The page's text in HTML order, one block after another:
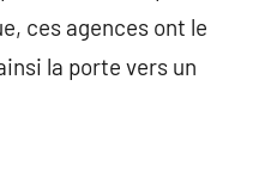
ces agences ont le
la porte vers un